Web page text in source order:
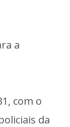
a
com o
da